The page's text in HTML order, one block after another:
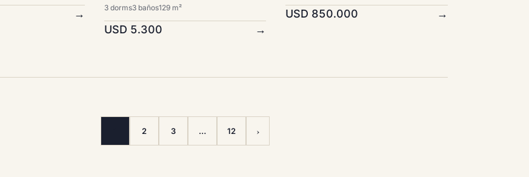
→ 3 dorms3 baños129 m²
USD 5.300 →
USD 850.000 →
2 3 … 12 ›